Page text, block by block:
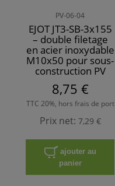
PV-06-04
EJOT JT3-SB-3x155
– double filetage
en acier inoxydable
M10x50 pour sous-
construction PV
8,75 €
TTC 20%, hors frais de port
Prix net: 7,29 €
ajouter au
panier